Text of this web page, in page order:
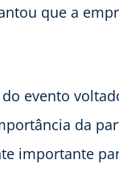
que a
evento
da
importante